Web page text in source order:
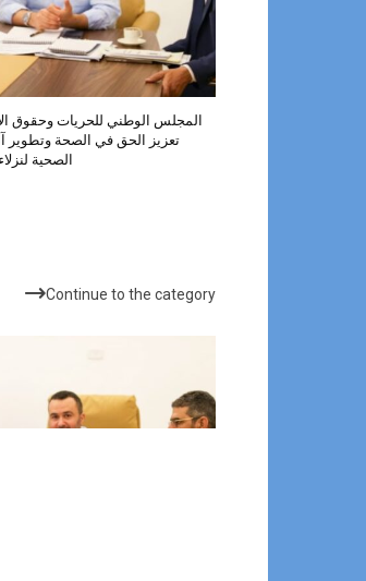
المجلس الوطني للحريات وحقوق
تعزيز الحق في الصحة وتطوير
الصحية
الأكثر شهرة
Continue to the category